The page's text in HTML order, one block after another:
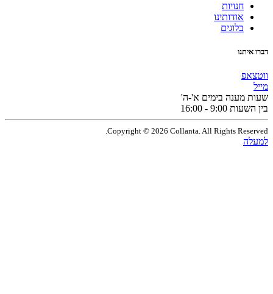
חנויות
אודותינו
בלוגים
מענה בימים א'-ה'
- 16:00
Copyright © 2026 Collanta. All Rights